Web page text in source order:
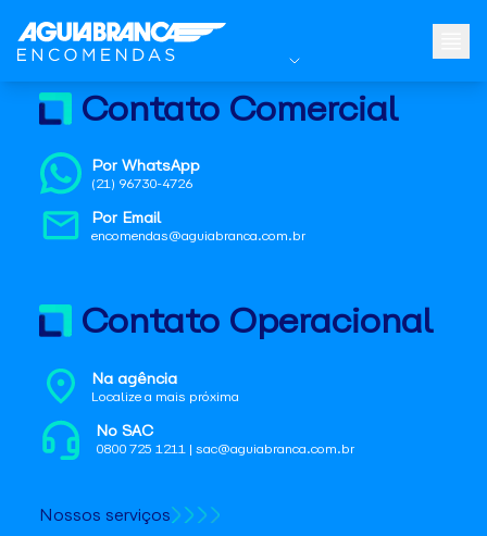
Contato Comercial
Por WhatsApp
(21) 96730-4726
Por Email
encomendas@aguiabranca.com.br
Contato Operacional
Na agência
Localize a mais próxima
No SAC
0800 725 1211 | sac@aguiabranca.com.br
Nossos serviços